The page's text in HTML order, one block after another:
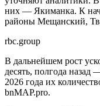
них — Якиманка. К
районы Мещанский,
rbc.group
В дальнейшем рост
десять, полгода назад
2026 года их
bnMAP.pro.